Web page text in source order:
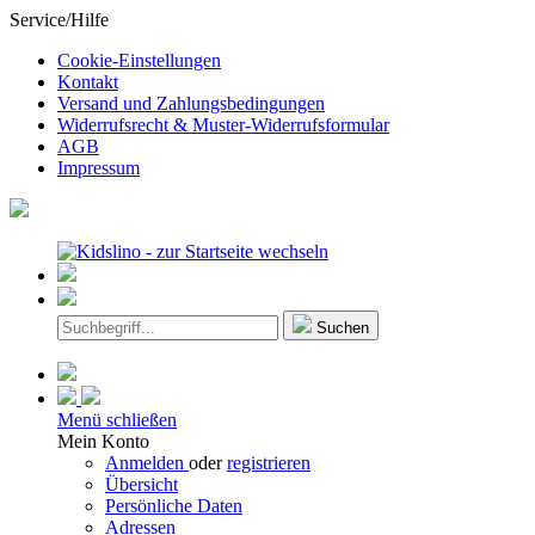
Service/Hilfe
Cookie-Einstellungen
Kontakt
Versand und Zahlungsbedingungen
Widerrufsrecht & Muster-Widerrufsformular
AGB
Impressum
Suchen
Menü schließen
Mein Konto
Anmelden oderregistrieren
Übersicht
Persönliche Daten
Adressen